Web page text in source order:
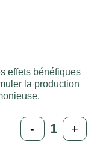
effets bénéfiques
la production
- +